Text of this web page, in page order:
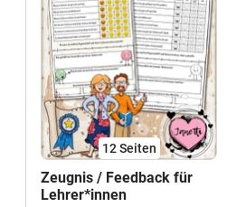
12Seiten
Zeugnis / Feedback für
Lehrer*innen